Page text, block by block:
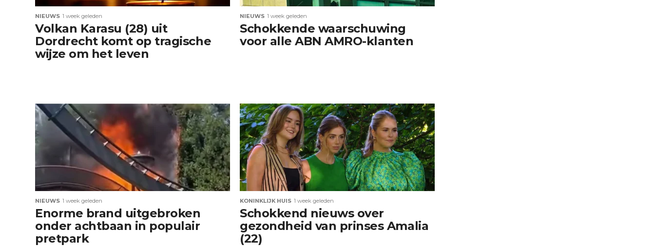
NIEUWS 1 week geleden
Volkan Karasu (28) uit
Dordrecht komt op tragische
wijze om het leven
NIEUWS 1 week geleden
Schokkende waarschuwing
voor alle ABN AMRO-klanten
NIEUWS 1 week geleden
Enorme brand uitgebroken
onder achtbaan in populair
pretpark
KONINKLIJK HUIS 1 week geleden
Schokkend nieuws over
gezondheid van prinses Amalia
(22)